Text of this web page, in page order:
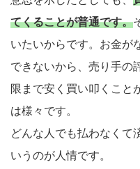
てくることが普通です。
いたいからです。お金が
できないから、売り手の
限まで安く買い叩くこと
は様々です。
どんな人でも払わなくて
いうのが人情です。